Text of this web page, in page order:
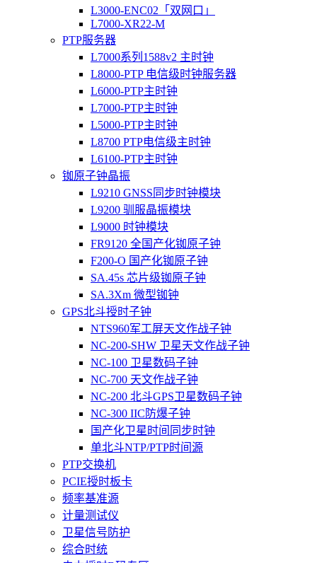
L3000-ENC02「双网口」
L7000-XR22-M
PTP服务器
L7000系列1588v2 主时钟
L8000-PTP 电信级时钟服务器
L6000-PTP主时钟
L7000-PTP主时钟
L5000-PTP主时钟
L8700 PTP电信级主时钟
L6100-PTP主时钟
铷原子钟晶振
L9210 GNSS同步时钟模块
L9200 驯服晶振模块
L9000 时钟模块
FR9120 全国产化铷原子钟
F200-O 国产化铷原子钟
SA.45s 芯片级铷原子钟
SA.3Xm 微型铷钟
GPS北斗授时子钟
NTS960军工屏天文作战子钟
NC-200-SHW 卫星天文作战子钟
NC-100 卫星数码子钟
NC-700 天文作战子钟
NC-200 北斗GPS卫星数码子钟
NC-300 IIC防爆子钟
国产化卫星时间同步时钟
单北斗NTP/PTP时间源
PTP交换机
PCIE授时板卡
频率基准源
计量测试仪
卫星信号防护
综合时统